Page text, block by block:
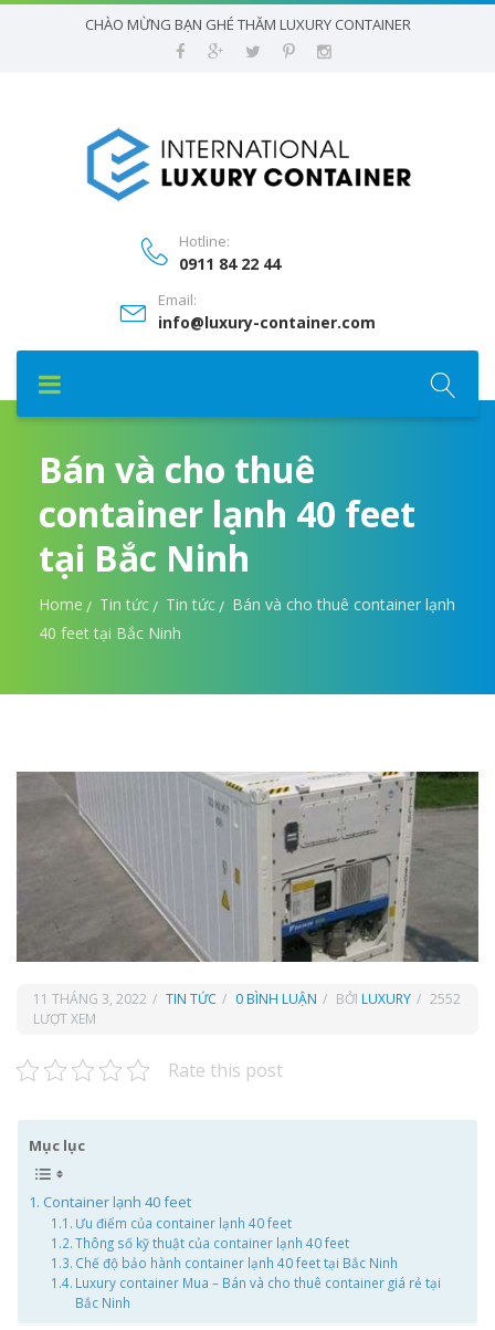
CHÀO MỪNG BẠN GHÉ THĂM LUXURY CONTAINER
Hotline:
0911 84 22 44
Email:
info@luxury-container.com
Bán và cho thuê
container lạnh 40 feet
tại Bắc Ninh
Home Tin tức Tin tức
Bán và cho thuê container lạnh
40 feet tại Bắc Ninh
11 THÁNG 3, 2022 TIN TỨC 0 BÌNH LUẬN BỞI LUXURY
2552
LƯỢT XEM
Rate this post
Mục lục
Container lạnh 40 feet
Ưu điểm của container lạnh 40 feet
Thông số kỹ thuật của container lạnh 40 feet
Chế độ bảo hành container lạnh 40 feet tại Bắc Ninh
Luxury container Mua – Bán và cho thuê container giá rẻ tại
Bắc Ninh